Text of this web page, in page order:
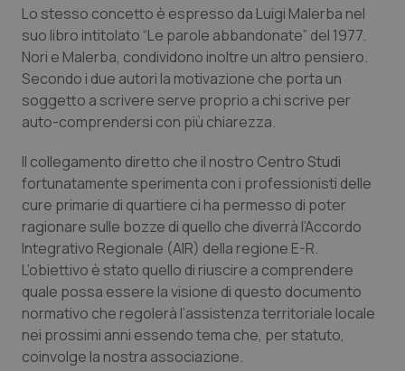
Lazio
Liguria
Lombardia
Marche
Molise
Piemonte
Provincia Autonoma di Bolzano
Provincia Autonoma di Trento
Diabete & glucometri
Disturbi dell’umore
Dolore
Donna & Salute
Epatiti
HIV
Infezioni & Febbre
Ipertensione & Scompenso
Lo stesso concetto è espresso da Luigi Malerba nel
suo libro intitolato “Le parole abbandonate” del 1977.
Nori e Malerba, condividono inoltre un altro pensiero.
Secondo i due autori la motivazione che porta un
soggetto a scrivere serve proprio a chi scrive per
auto-comprendersi con più chiarezza.
Il collegamento diretto che il nostro Centro Studi
fortunatamente sperimenta con i professionisti delle
cure primarie di quartiere ci ha permesso di poter
ragionare sulle bozze di quello che diverrà l’Accordo
Integrativo Regionale (AIR) della regione E-R.
L’obiettivo è stato quello di riuscire a comprendere
quale possa essere la visione di questo documento
normativo che regolerà l’assistenza territoriale locale
nei prossimi anni essendo tema che, per statuto,
coinvolge la nostra associazione.